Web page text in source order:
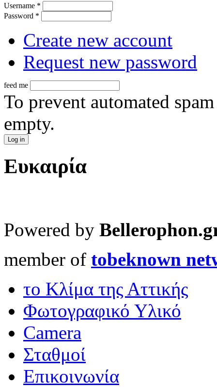
Username *
Password *
Create new account
Request new password
feed me
To prevent automated
empty.
Ευκαιρία
Powered by
member of tobeknown
το Κλίμα της Αττικής
Φωτογραφικό Υλικό
Camera
Σταθμοί
Επικοινωνία